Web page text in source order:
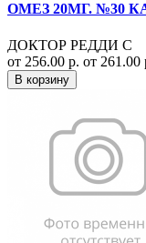
ОМЕЗ 20МГ. №30
ДОКТОР РЕДДИ С
от 256.00 р. от 261.00
В корзину